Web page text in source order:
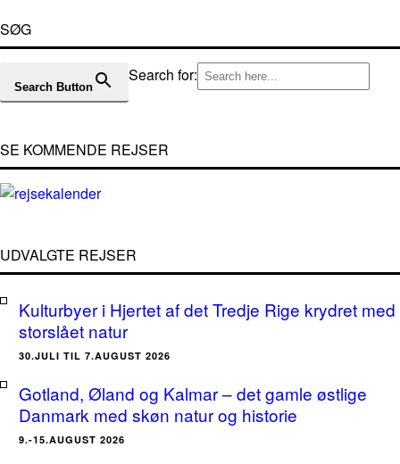
SØG
Search for:
Search Button
SE KOMMENDE REJSER
UDVALGTE REJSER
Kulturbyer i Hjertet af det Tredje Rige krydret med
storslået natur
30.JULI TIL 7.AUGUST 2026
Gotland, Øland og Kalmar – det gamle østlige
Danmark med skøn natur og historie
9.-15.AUGUST 2026